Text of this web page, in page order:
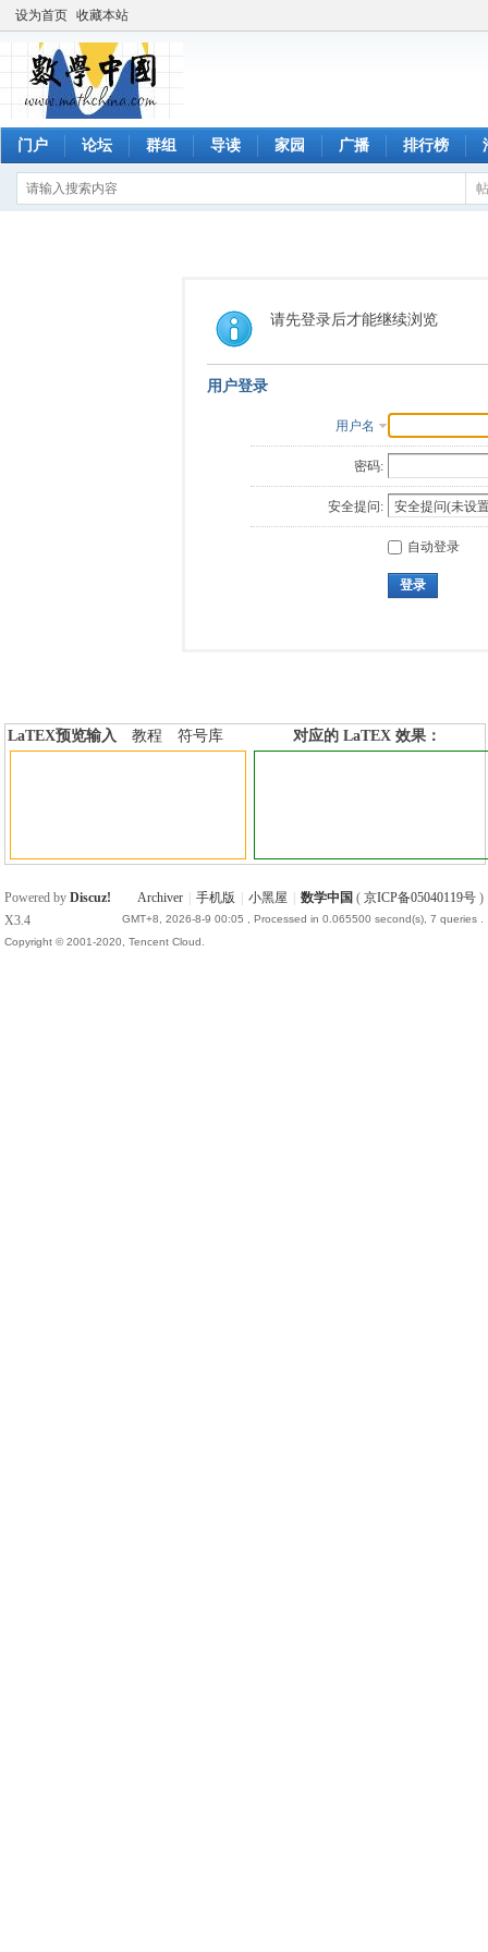
设为首页 收藏本站
门户 论坛 群组 导读 家园 广播 排行榜
请先登录后才能继续浏览
用户登录
用户名
密码:
安全提问:
自动登录
登录
LaTEX预览输入 教程
符号库
对应的 LaTEX 效果：
Archiver 手机版 小黑屋 数学中国 ( 京ICP备05040119号)
GMT+8, 2026-8-9 00:05 , Processed in 0.065500 second(s), 7 queries .
Powered byDiscuz!
X3.4
Copyright © 2001-2020, Tencent Cloud.